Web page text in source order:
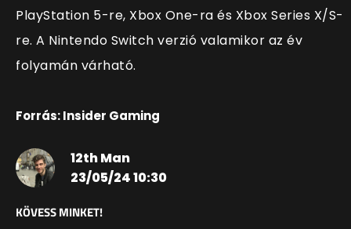
PlayStation 5-re, Xbox One-ra és Xbox Series X/S-
re. A Nintendo Switch verzió valamikor az év
folyamán várható.
Forrás: Insider Gaming
12th Man
23/05/24 10:30
KÖVESS MINKET!